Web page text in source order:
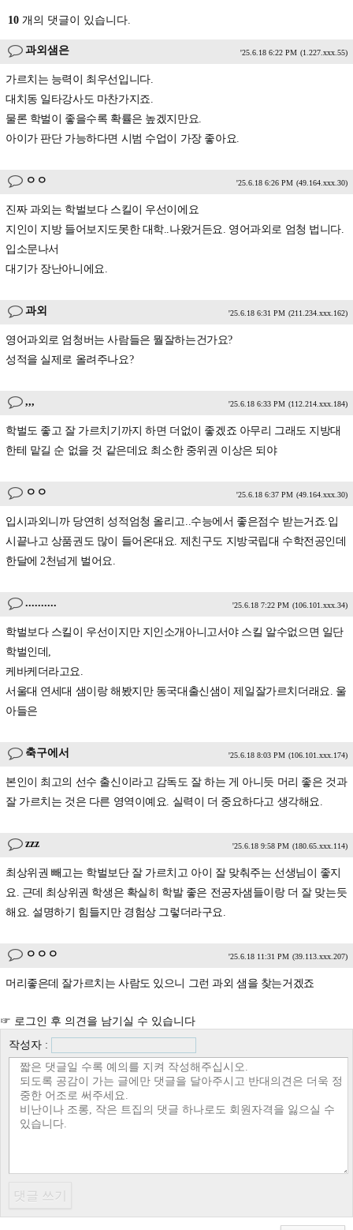
10 개의 댓글이 있습니다.
과외샘은 '25.6.18 6:22 PM (1.227.xxx.55)
가르치는 능력이 최우선입니다.
대치동 일타강사도 마찬가지죠.
물론 학벌이 좋을수록 확률은 높겠지만요.
아이가 판단 가능하다면 시범 수업이 가장 좋아요.
ㅇㅇ '25.6.18 6:26 PM (49.164.xxx.30)
진짜 과외는 학벌보다 스킬이 우선이에요
지인이 지방 들어보지도못한 대학..나왔거든요. 영어과외로 엄청 법니다.
입소문나서
대기가 장난아니에요.
과외 '25.6.18 6:31 PM (211.234.xxx.162)
영어과외로 엄청버는 사람들은 뭘잘하는건가요?
성적을 실제로 올려주나요?
,,, '25.6.18 6:33 PM (112.214.xxx.184)
학벌도 좋고 잘 가르치기까지 하면 더없이 좋겠죠 아무리 그래도 지방대
한테 맡길 순 없을 것 같은데요 최소한 중위권 이상은 되야
ㅇㅇ '25.6.18 6:37 PM (49.164.xxx.30)
입시과외니까 당연히 성적엄청 올리고..수능에서 좋은점수 받는거죠.입
시끝나고 상품권도 많이 들어온대요. 제친구도 지방국립대 수학전공인데
한달에 2천넘게 벌어요.
.......... '25.6.18 7:22 PM (106.101.xxx.34)
학벌보다 스킬이 우선이지만 지인소개아니고서야 스킬 알수없으면 일단
학벌인데,
케바케더라고요.
서울대 연세대 샘이랑 해봤지만 동국대출신샘이 제일잘가르치더래요. 울
아들은
축구에서 '25.6.18 8:03 PM (106.101.xxx.174)
본인이 최고의 선수 출신이라고 감독도 잘 하는 게 아니듯 머리 좋은 것과
잘 가르치는 것은 다른 영역이예요. 실력이 더 중요하다고 생각해요.
zzz '25.6.18 9:58 PM (180.65.xxx.114)
최상위권 빼고는 학벌보단 잘 가르치고 아이 잘 맞춰주는 선생님이 좋지
요. 근데 최상위권 학생은 확실히 학발 좋은 전공자샘들이랑 더 잘 맞는듯
해요. 설명하기 힘들지만 경험상 그렇더라구요.
ㅇㅇㅇ '25.6.18 11:31 PM (39.113.xxx.207)
머리좋은데 잘가르치는 사람도 있으니 그런 과외 샘을 찾는거겠죠
☞ 로그인 후 의견을 남기실 수 있습니다
작성자 :